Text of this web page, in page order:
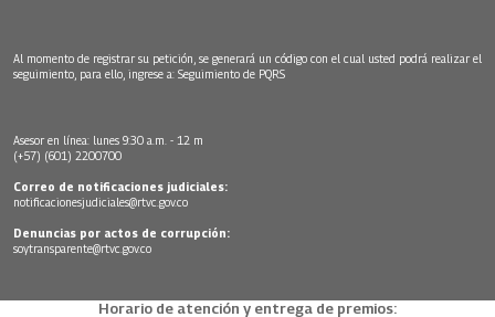
Al momento de registrar su petición, se generará un código con el cual usted podrá realizar el
seguimiento, para ello, ingrese a: Seguimiento de PQRS
Asesor en línea: lunes 9:30 a.m. - 12 m
(+57) (601) 2200700
Correo de notificaciones judiciales:
notificacionesjudiciales@rtvc.gov.co
Denuncias por actos de corrupción:
soytransparente@rtvc.gov.co
Horario de atención y entrega de premios: